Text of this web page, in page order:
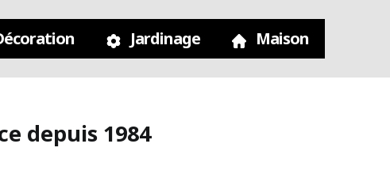
Jardinage Maison
depuis 1984